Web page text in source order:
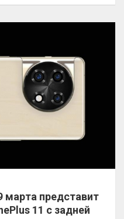
марта представит
11 с задней